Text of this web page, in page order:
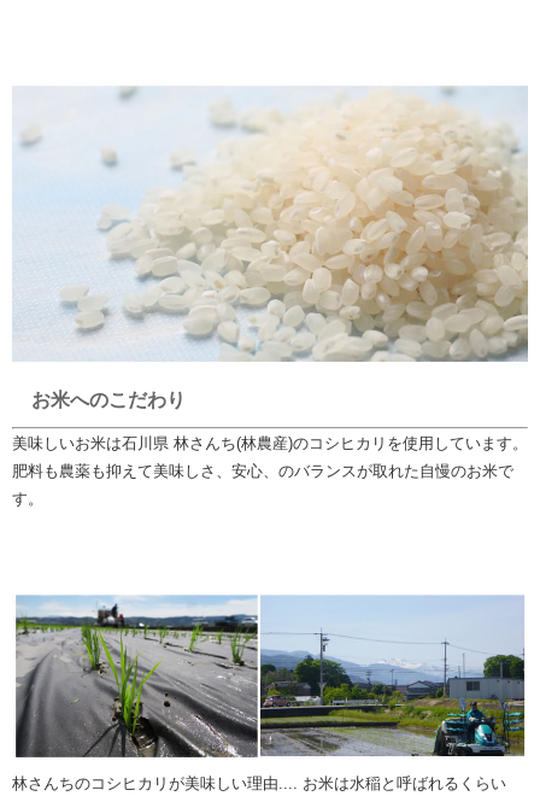
お米へのこだわり
美味しいお米は石川県 林さんち(林農産)のコシヒカリを使用しています。
肥料も農薬も抑えて美味しさ、安心、のバランスが取れた自慢のお米で
す。
林さんちのコシヒカリが美味しい理由....
お米は水稲と呼ばれるくらい